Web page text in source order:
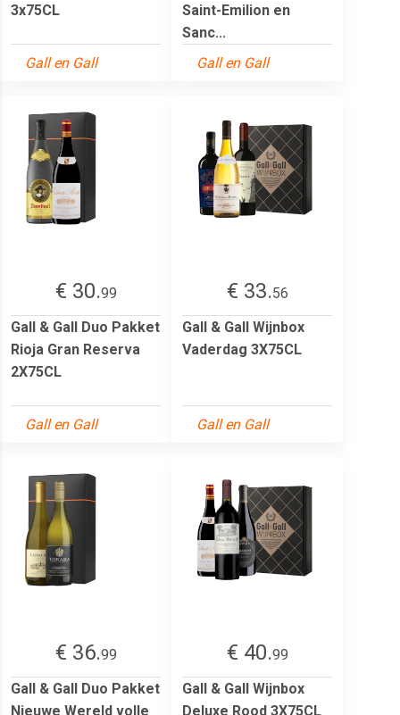
3x75CL
Gall en Gall
Saint-Emilion en
Sanc...
Gall en Gall
€ 30.99
Gall & Gall Duo Pakket
Rioja Gran Reserva
2X75CL
Gall en Gall
€ 33.56
Gall & Gall Wijnbox
Vaderdag 3X75CL
Gall en Gall
€ 36.99
Gall & Gall Duo Pakket
Nieuwe Wereld volle
€ 40.99
Gall & Gall Wijnbox
Deluxe Rood 3X75CL